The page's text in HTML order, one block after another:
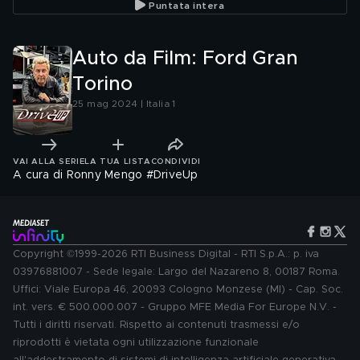
Puntata intera
Auto da Film: Ford Gran
Torino
25 mag 2024 | Italia 1
VAI ALLA SERIE LA TUA LISTA CONDIVIDI
A cura di Ronny Mengo #DriveUp
Copyright ©1999-2026 RTI Business Digital - RTI S.p.A.: p. iva
03976881007 - Sede legale: Largo del Nazareno 8, 00187 Roma.
Uffici: Viale Europa 46, 20093 Cologno Monzese (MI) - Cap. Soc.
int. vers. € 500.000.007 - Gruppo MFE Media For Europe N.V. -
Tutti i diritti riservati. Rispetto ai contenuti trasmessi e/o
riprodotti è vietata ogni utilizzazione funzionale